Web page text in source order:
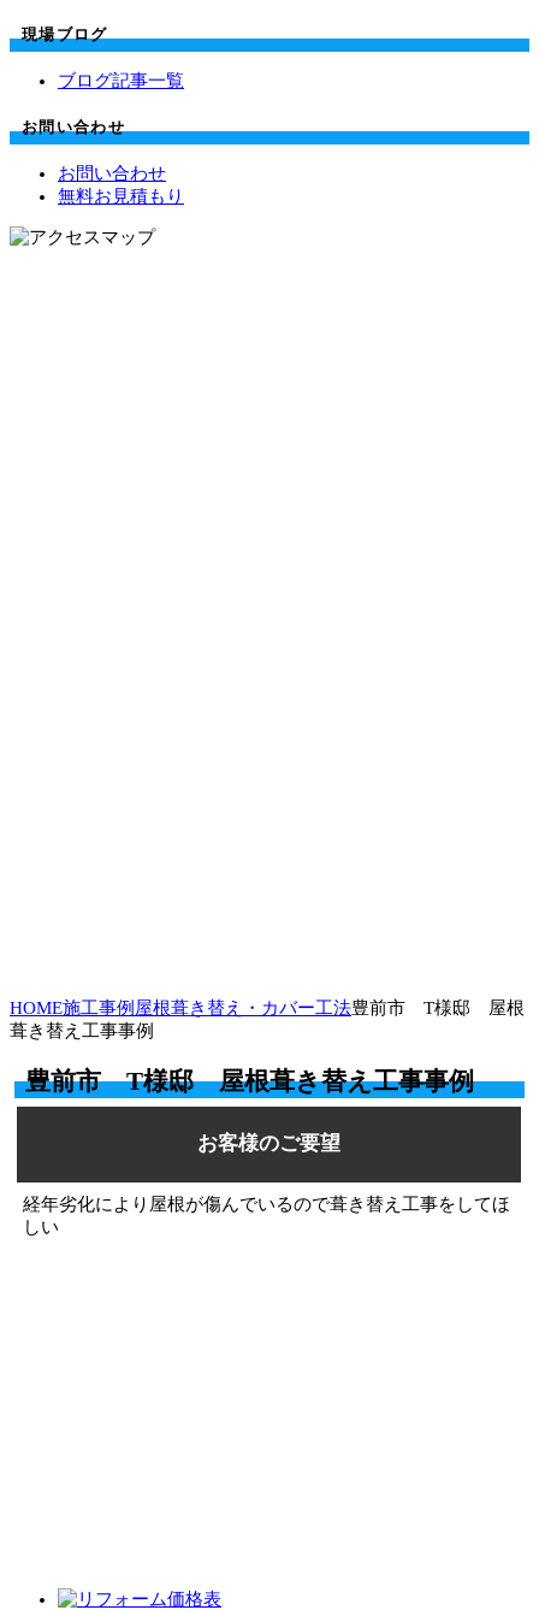
現場ブログ
ブログ記事一覧
お問い合わせ
お問い合わせ
無料お見積もり
HOME施工事例 屋根葺き替え・カバー工法豊前市 T様邸 屋根
葺き替え工事事例
豊前市 T様邸 屋根葺き替え工事事例
お客様のご要望
経年劣化により屋根が傷んでいるので葺き替え工事をしてほ
しい